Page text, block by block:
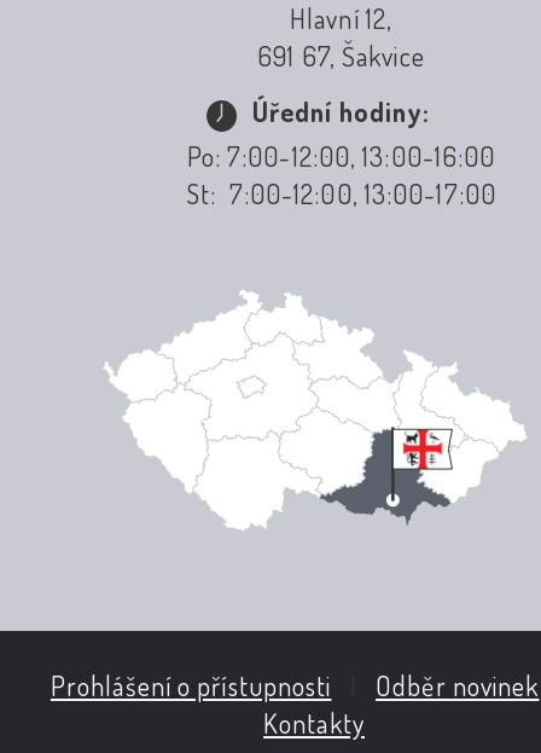
Hlavní 12,
691 67, Šakvice
Úřední hodiny:
Po: 7:00-12:00, 13:00-16:00
St: 7:00-12:00, 13:00-17:00
Prohlášení o přístupnosti Odběr novinek
Kontakty